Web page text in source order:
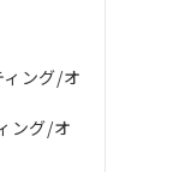
ング/オ
ング/オ
供させていただ
了承ください。
き作成されるも
をご了承くださ
1000ppm以下、
下、フタル酸ジブチ
) : 1000ppm、
貨物等」とい
可)を取得する
要な手段を講じ